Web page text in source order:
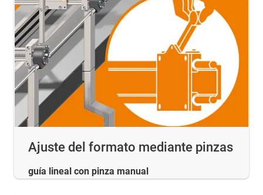
Ajuste del formato mediante pinzas
guía lineal con pinza manual